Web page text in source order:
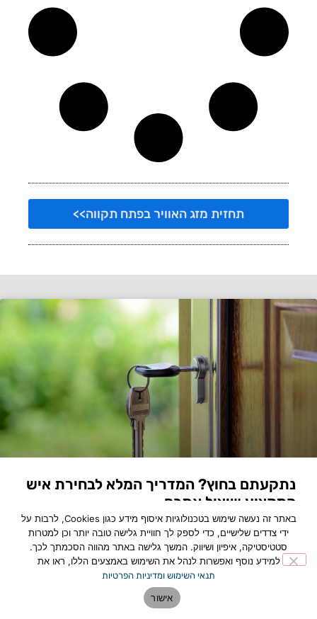
תחזית מזג האוויר בפתח תקווה>>
נתקעתם בחוץ? המדריך המלא לבחירת איש
המקצוע שיציל אתכם
לכתבה המלאה »
באתר זה נעשה שימוש בטכנולוגיות איסוף מידע כגון Cookies, לרבות על
ידי צדדים שלישיים, כדי לספק לך חוויית גלישה טובה יותר וכן למטרות
סטטיסטיקה, איפיון ושיווק. המשך גלישה באתר מהווה הסכמתך לכך.
למידע נוסף ואפשרות לנהל את השימוש באמצעים הללו, ראו את
תנאי השימוש ומדיניות הפרטיות
אישור